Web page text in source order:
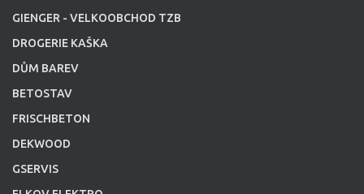
GIENGER - VELKOOBCHOD TZB
DROGERIE KAŠKA
DŮM BAREV
BETOSTAV
FRISCHBETON
DEKWOOD
GSERVIS